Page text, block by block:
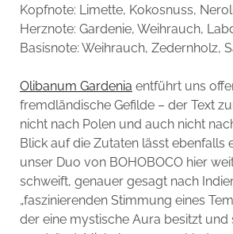
Kopfnote: Limette, Kokosnuss,
Herznote: Gardenie, Weihrauch,
Basisnote: Weihrauch, Zedernholz,
Olibanum Gardenia entführt uns
fremdländische Gefilde – der Text
nicht nach Polen und auch nicht
Blick auf die Zutaten lässt ebenfalls
unser Duo von BOHOBOCO hier
schweift, genauer gesagt nach
„faszinierenden Stimmung eines
der eine mystische Aura besitzt und